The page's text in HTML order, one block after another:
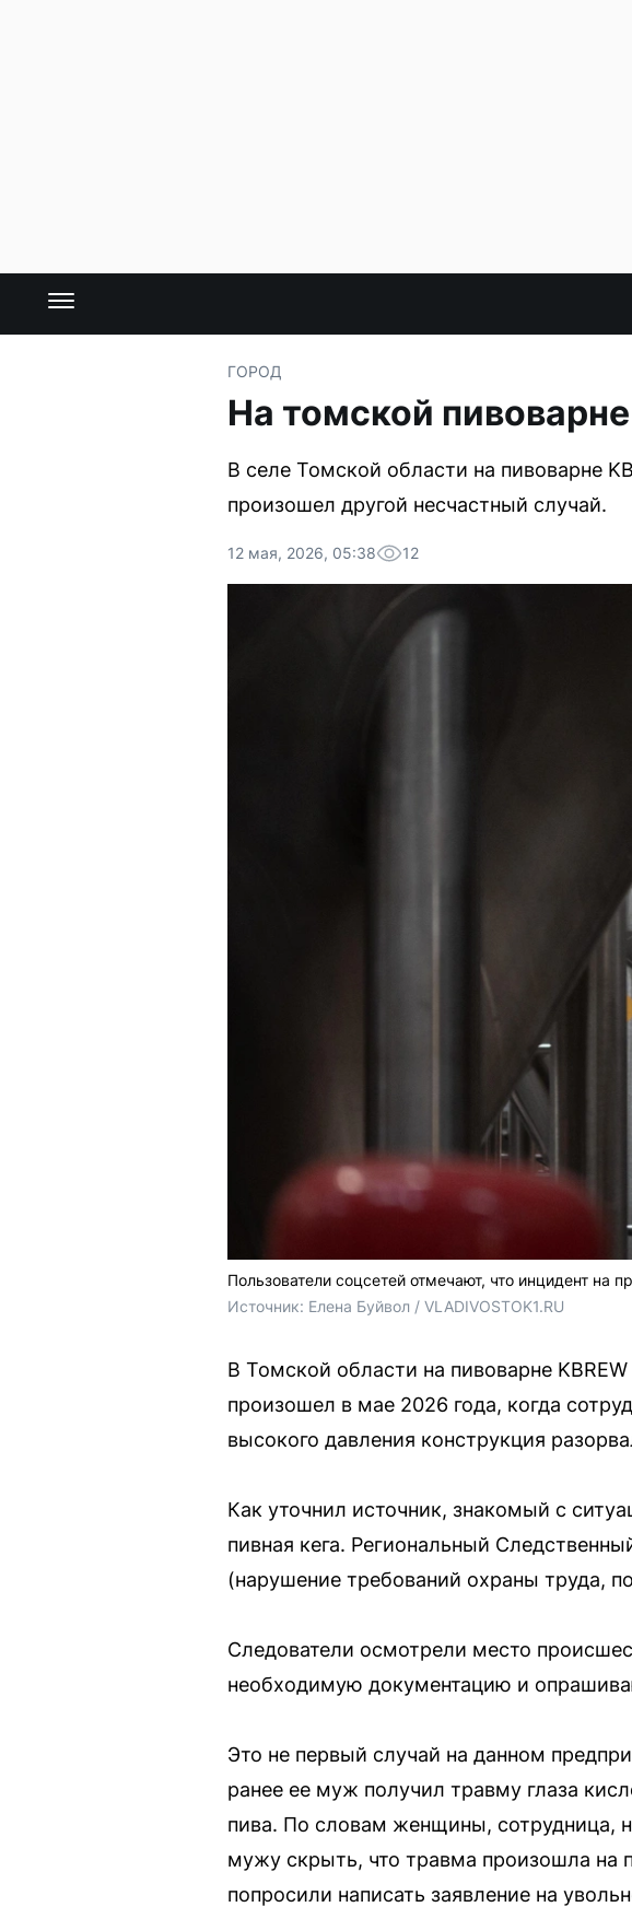
ГОРОД
На томской
В селе Томской области на пивоварне
произошел другой несчастный случай.
12 мая, 2026, 05:38 12
Пользователи соцсетей отмечают, что инцидент на
Источник: Елена Буйвол / VLADIVOSTOK1.RU
В Томской области на пивоварне
произошел в мае 2026 года, когда
высокого давления конструкция
Как уточнил источник, знакомый с
пивная кега. Региональный
(нарушение требований охраны труда,
Следователи осмотрели место
необходимую документацию и
Это не первый случай на данном
ранее ее муж получил травму глаза
пива. По словам женщины, сотрудница,
мужу скрыть, что травма произошла на
попросили написать заявление на